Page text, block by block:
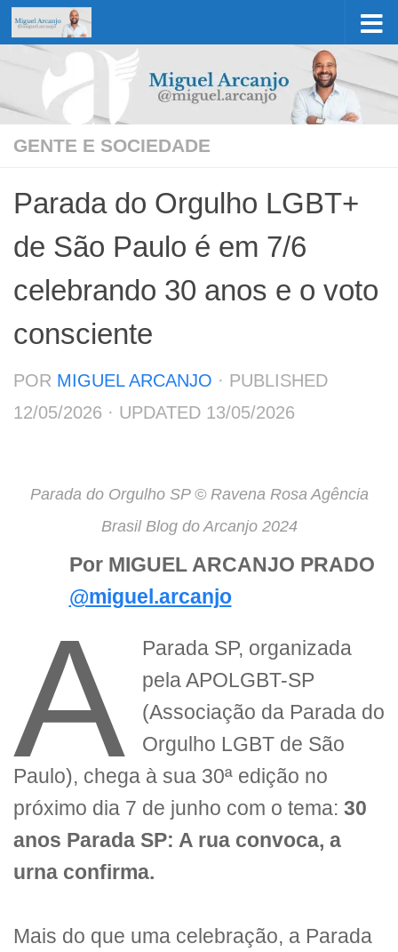
Skip to content
GENTE E SOCIEDADE
Parada do Orgulho LGBT+
de São Paulo é em 7/6
celebrando 30 anos e o voto
consciente
POR MIGUEL ARCANJO · PUBLISHED
12/05/2026 · UPDATED 13/05/2026
Parada do Orgulho SP © Ravena Rosa Agência
Brasil Blog do Arcanjo 2024
Por MIGUEL ARCANJO PRADO
@miguel.arcanjo
A
Parada SP, organizada
pela APOLGBT-SP
(Associação da Parada do
Orgulho LGBT de São
Paulo), chega à sua 30ª edição no
próximo dia 7 de junho com o tema: 30
anos Parada SP: A rua convoca, a
urna confirma.
Mais do que uma celebração, a Parada